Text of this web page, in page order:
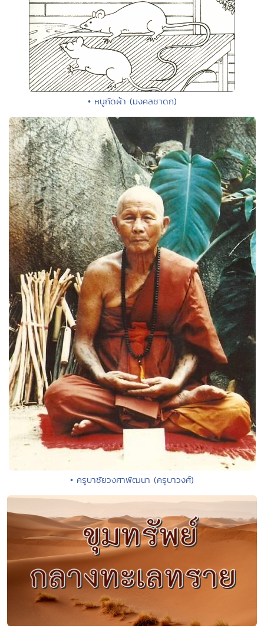
• หนูกัดผ้า (มงคลชาดก)
• ครูบาชัยวงศาพัฒนา (ครูบาวงศ์)